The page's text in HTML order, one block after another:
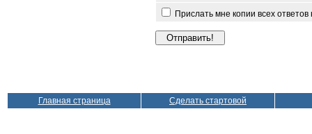
Прислать мне копии всех
Главная страница Сделать стартовой